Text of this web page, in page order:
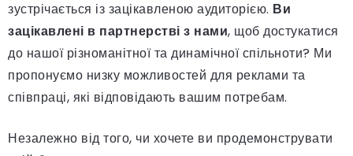
зустрічається із зацікавленою аудиторією. Ви
зацікавлені в партнерстві з нами, щоб достукатися
до нашої різноманітної та динамічної спільноти? Ми
пропонуємо низку можливостей для реклами та
співпраці, які відповідають вашим потребам.
Незалежно від того, чи хочете ви продемонструвати